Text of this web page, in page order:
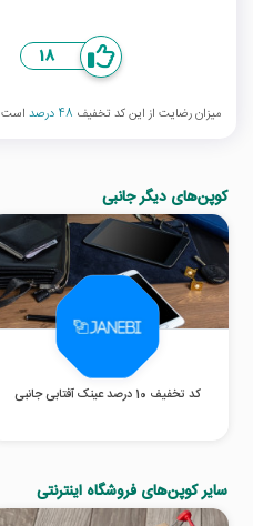
18
میزان رضایت از این کد تخفیف 48 درصد است
کوپن‌های دیگر جانبی
کد تخفیف 10 درصد عینک آفتابی جانبی
سایر کوپن‌های فروشگاه اینترنتی